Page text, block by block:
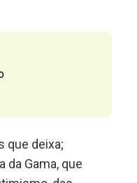
que deixa;
da Gama, que